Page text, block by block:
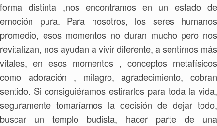
forma distinta ,nos encontramos en un estado de
emoción pura. Para nosotros, los seres humanos
promedio, esos momentos no duran mucho pero nos
revitalizan, nos ayudan a vivir diferente, a sentirnos más
vitales, en esos momentos , conceptos metafísicos
como adoración , milagro, agradecimiento, cobran
sentido. Si consiguiéramos estirarlos para toda la vida,
seguramente tomaríamos la decisión de dejar todo,
buscar un templo budista, hacer parte de una